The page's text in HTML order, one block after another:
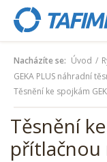
Nacházíte se: Úvod
GEKA PLUS náhradní
Těsnění ke spojkám
Těsnění
přítlačnou